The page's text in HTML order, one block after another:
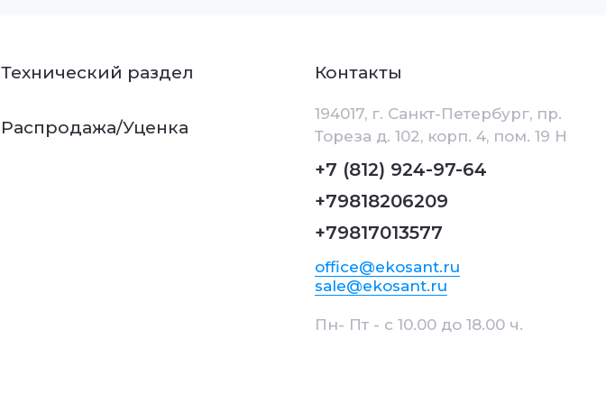
Технический раздел
Распродажа/Уценка
Контакты
194017, г. Санкт-Петербург, пр.
Тореза д. 102, корп. 4, пом. 19 Н
+7 (812) 924-97-64
+79818206209
+79817013577
office@ekosant.ru
sale@ekosant.ru
Пн- Пт - с 10.00 до 18.00 ч.